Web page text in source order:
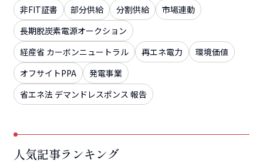
非FIT証書
部分供給 分割供給
市場連動
長期脱炭素電源オークション
経産省 カーボンニュートラル
再エネ電力
環境価値
オフサイトPPA
発電事業
省エネ法 デマンドレスポンス 報告
人気記事ランキング